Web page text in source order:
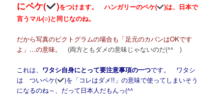
にペケ(
)をつけます。 ハンガリーのペケ(
)は、日本で
言うマル(○)と同じなのね。
だから写真のピクトグラムの場合も「足元のカバンはOKです
よ」…の意味。
(両方ともダメの意味じゃないのだ(^^ゞ)
これは、 ワタシ自身にとって要注意事項の一つです。 ワタシ
は ついペケ(
)を「コレはダメ!!」の意味で使ってしまいそう
になるのね～、だって日本人だもんっ(^^ゞ